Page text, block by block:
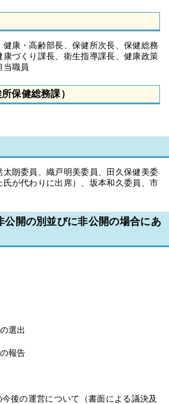
康・高齢部長、保健所次長、保健総務
づくり課長、衛生指導課長、健康政策
職員
保健総務課）
朗委員、織戸明美委員、田久保健美委
氏が代わりに出席）、坂本和久委員、市
開の別並びに非公開の場合にあ
選出
報告
後の運営について（書面による議決及